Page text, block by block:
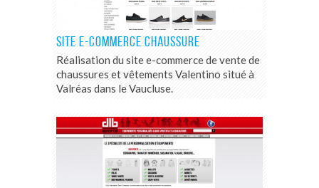
SITE E-COMMERCE CHAUSSURE
Réalisation du site e-commerce de vente de
chaussures et vêtements Valentino situé à
Valréas dans le Vaucluse.